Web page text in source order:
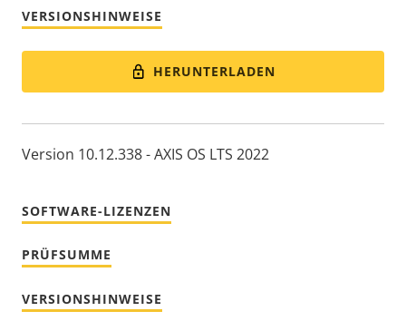
VERSIONSHINWEISE
HERUNTERLADEN
Version 10.12.338 - AXIS OS LTS 2022
SOFTWARE-LIZENZEN
PRÜFSUMME
VERSIONSHINWEISE